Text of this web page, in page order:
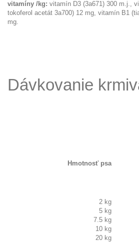
vitamíny /kg: vitamín D3 (3a671) 300 m.j.,
tokoferol acetát 3a700) 12 mg, vitamín B1
mg.
Dávkovanie
Hmotnosť psa
2 kg
5 kg
7.5 kg
10 kg
20 kg